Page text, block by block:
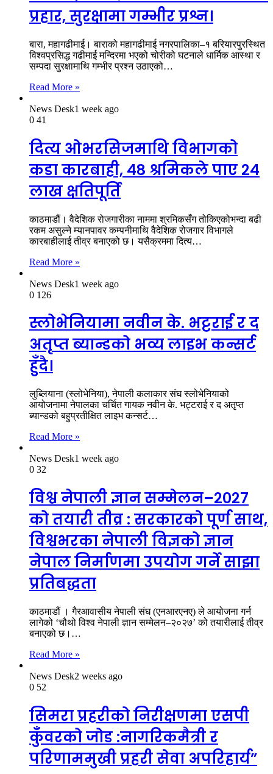
प्रहार, सुरक्षामा गम्भीर प्रश्न।
बारा, महागढीमाई। बाराको महागढीमाई नगरपालिका–१ बरियारपुरस्थित
विश्वप्रसिद्ध गढीमाई मन्दिरमा भएको चोरीको घटनाले धार्मिक आस्था र
सम्पदा सुरक्षामाथि गम्भीर प्रश्न उठाएको…
Read More »
News Desk1 week ago
0 41
दित्य ओभरसिजमाथि विभागको
कडा कारबाही, ४८ श्रमिकले पाए २४
लाख क्षतिपूर्ति
काठमाडौं। वैदेशिक रोजगारीका नाममा श्रमिकसँग तोकिएकोभन्दा बढी
रकम असुल्ने म्यानपावर कम्पनीमाथि वैदेशिक रोजगार विभागले
कारबाहीलाई तीव्र बनाएको छ। यसैक्रममा दित्य…
Read More »
News Desk1 week ago
0 126
स्लोभेनियामा नवीन के. भट्टराई र द
अतृप्त ब्यान्डको भव्य लाइभ कन्सर्ट
हुँदै।
लुब्लियाना (स्लोभेनिया), नेपाली कलाकार संघ स्लोभेनियाको
आयोजनामा नेपालका चर्चित गायक नवीन के. भट्टराई र द अतृप्त
ब्यान्डको बहुप्रतीक्षित लाइभ कन्सर्ट…
Read More »
News Desk1 week ago
0 32
विश्व नेपाली ज्ञान सम्मेलन–२०२७
को तयारी तीव्र : सरकारको पूर्ण साथ,
विश्वभरका नेपाली विज्ञको ज्ञान
नेपाल निर्माणमा उपयोग गर्ने साझा
प्रतिबद्धता
काठमाडौं । गैरआवासीय नेपाली संघ (एनआरएनए) ले आयोजना गर्न
लागेको ‘चौथो विश्व नेपाली ज्ञान सम्मेलन–२०२७’ को तयारीलाई तीव्र
बनाएको छ।…
Read More »
News Desk2 weeks ago
0 52
सिमरा प्रहरीको निरीक्षणमा एसपी
कुँवरको जोड :नागरिकमैत्री र
परिणाममुखी प्रहरी सेवा अपरिहार्य”